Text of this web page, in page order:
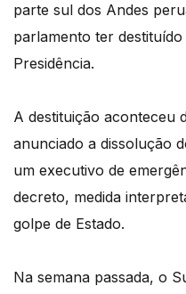
parte sul dos Andes
parlamento ter
Presidência.
A destituição aconteceu
anunciado a dissolução
um executivo de
decreto, medida
golpe de Estado.
Na semana passada, o